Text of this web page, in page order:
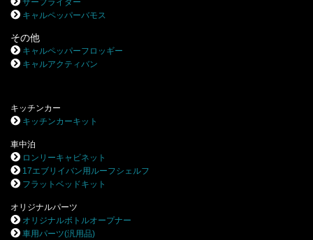
サーフライダー
キャルペッパーバモス
その他
キャルペッパーフロッギー
キャルアクティバン
キッチンカー
キッチンカーキット
車中泊
ロンリーキャビネット
17エブリイバン用ルーフシェルフ
フラットベッドキット
オリジナルパーツ
オリジナルボトルオープナー
車用パーツ(汎用品)